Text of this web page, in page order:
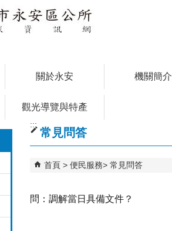
關於永安 機關簡介
觀光導覽與特產
:::
常見問答
首頁 便民服務 常見問答
問：調解當日具備文件？